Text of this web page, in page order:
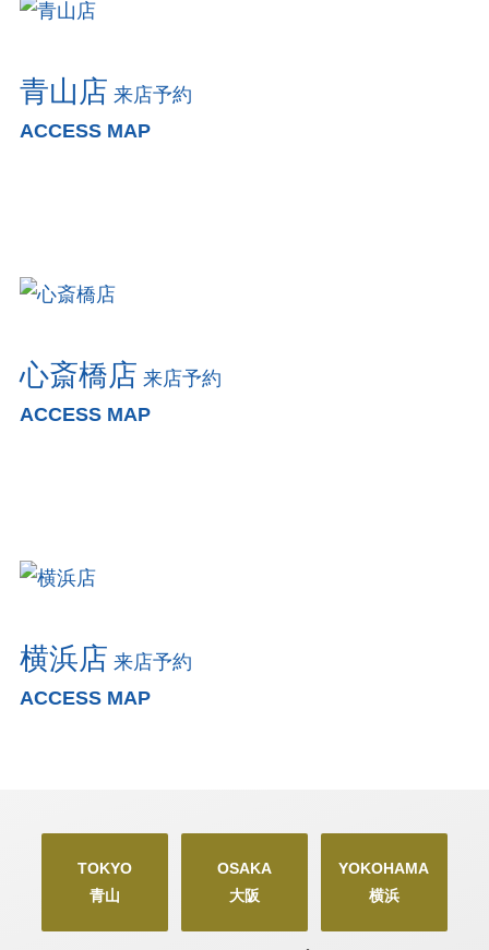
青山店 来店予約
ACCESS MAP
心斎橋店 来店予約
ACCESS MAP
横浜店 来店予約
ACCESS MAP
TOKYO
青山
OSAKA
大阪
YOKOHAMA
横浜